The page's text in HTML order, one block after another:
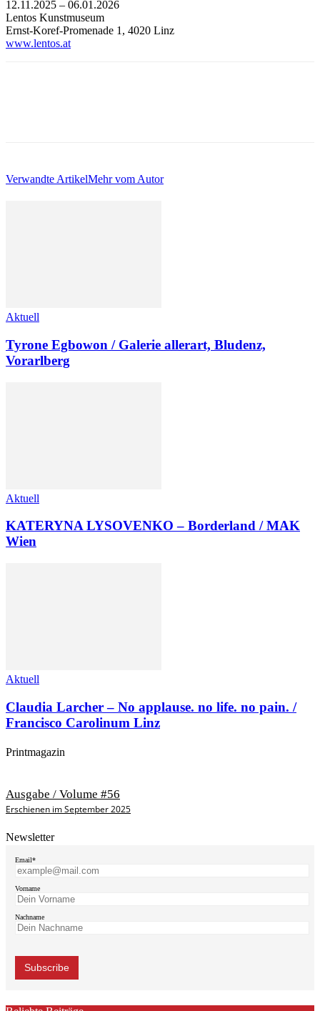
12.11.2025 – 06.01.2026
Lentos Kunstmuseum
Ernst-Koref-Promenade 1, 4020 Linz
www.lentos.at
Verwandte ArtikelMehr vom Autor
Aktuell
Tyrone Egbowon / Galerie allerart, Bludenz,
Vorarlberg
Aktuell
KATERYNA LYSOVENKO – Borderland / MAK
Wien
Aktuell
Claudia Larcher – No applause. no life. no pain. /
Francisco Carolinum Linz
Printmagazin
Ausgabe / Volume #56
Erschienen im September 2025
Newsletter
Email*
Vorname
Nachname